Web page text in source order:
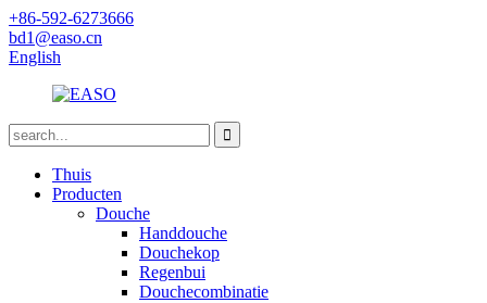
+86-592-6273666
bd1@easo.cn
English
Thuis
Producten
Douche
Handdouche
Douchekop
Regenbui
Douchecombinatie